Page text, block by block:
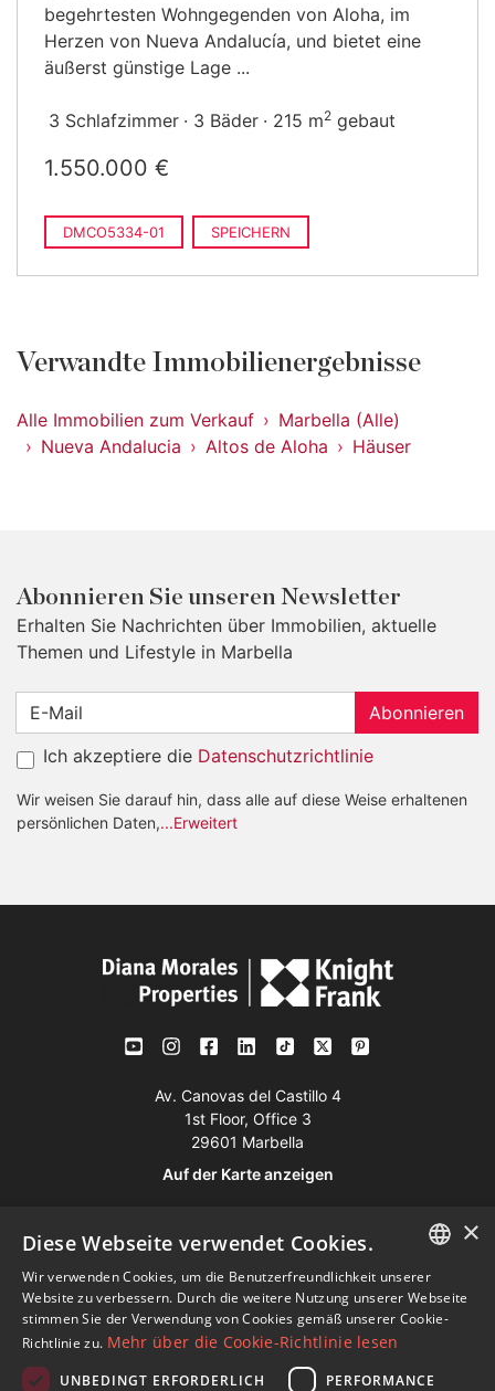
begehrtesten Wohngegenden von Aloha, im
Herzen von Nueva Andalucía, und bietet eine
äußerst günstige Lage ...
3 Schlafzimmer 3 Bäder 215 m2 gebaut
1.550.000 €
DMCO5334-01 SPEICHERN
Verwandte Immobilienergebnisse
Alle Immobilien zum Verkauf
Marbella (Alle)
Nueva Andalucia
Altos de Aloha Häuser
Abonnieren Sie unseren Newsletter
Erhalten Sie Nachrichten über Immobilien, aktuelle
Themen und Lifestyle in Marbella
Abonnieren
Ich akzeptiere die Datenschutzrichtlinie
Wir weisen Sie darauf hin, dass alle auf diese Weise erhaltenen
persönlichen Daten,...Erweitert
Av. Canovas del Castillo 4
1st Floor, Office 3
29601 Marbella
Auf der Karte anzeigen
Tel:+34 952 765 138
+34 601 636 766
Whatsapp:+34 952 765 138
info@dmproperties.com
www.dmproperties.com
ENGLISH
SPANISH
×
Diese Webseite verwendet Cookies.
Wir verwenden Cookies, um die Benutzerfreundlichkeit unserer
Website zu verbessern. Durch die weitere Nutzung unserer Webseite
stimmen Sie der Verwendung von Cookies gemäß unserer Cookie-
Richtlinie zu. Mehr über die Cookie-Richtlinie lesen
UNBEDINGT ERFORDERLICH PERFORMANCE